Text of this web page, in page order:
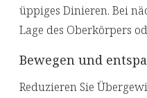
üppiges Dinieren. Bei
Lage des Oberkörpers
Bewegen und
Reduzieren Sie